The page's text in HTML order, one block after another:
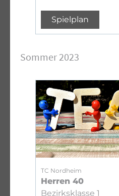
Spielplan
Sommer 2023
TC Nordheim
Herren 40
Bezirksklasse 1